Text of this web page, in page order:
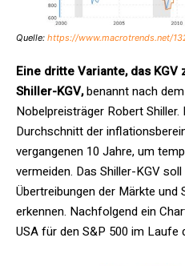
Quelle: https://www.macrotrends.net/
Eine dritte Variante, das
Shiller-KGV,benannt nach
Nobelpreisträger Robert
Durchschnitt der
vergangenen 10 Jahre, um
vermeiden. Das Shiller-KGV
Übertreibungen der Märkte und
erkennen. Nachfolgend ein
USA für den S&P 500 im Laufe